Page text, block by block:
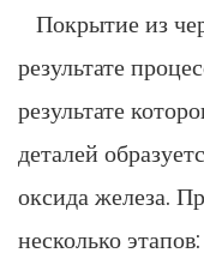
Покрытие из
результате
результате
деталей
оксида железа.
несколько этапов: